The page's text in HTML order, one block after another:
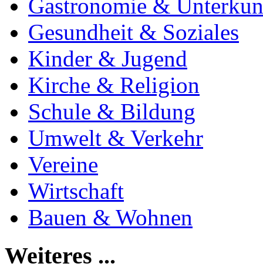
Gastronomie &
Gesundheit & Soziales
Kinder & Jugend
Kirche & Religion
Schule & Bildung
Umwelt & Verkehr
Vereine
Wirtschaft
Bauen & Wohnen
Weiteres ...